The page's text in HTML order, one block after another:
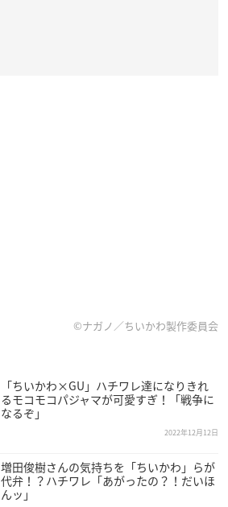
©ナガノ／ちいかわ製作委員会
「ちいかわ×GU」ハチワレ達になりきれ
るモコモコパジャマが可愛すぎ！「戦争に
なるぞ」
2022年12月12日
増田俊樹さんの気持ちを「ちいかわ」らが
代弁！？ハチワレ「あがったの？！だいほ
んッ」